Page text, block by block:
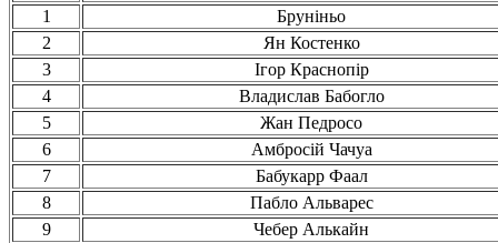
1
Бруніньо
2
Ян Костенко
3
Ігор Краснопір
4
Владислав Бабогло
5
Жан Педросо
6
Амбросій Чачуа
7
Бабукарр Фаал
8
Пабло Альварес
9
Чебер Алькайн